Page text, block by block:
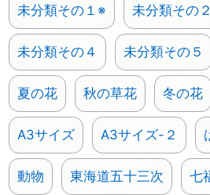
未分類その１※ 未分類その２
未分類その４ 未分類その５
夏の花 秋の草花 冬の花
A3サイズ A3サイズ-２
動物 東海道五十三次 七